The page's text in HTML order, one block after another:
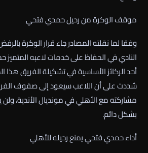
موقف الوكرة من رحيل حمدي فتحي
وفقا لما نقلته المصادر جاء قرار الوكرة
النادي في الحفاظ على خدمات لاعبه
أحد الركائز الأساسية في تشكيلة الفريق هذا
شددت على أن اللاعب سيعود إلى صفوف
مشاركته مع الأهلي في مونديال الأندية، ولن
بشكل دائم.
أداء حمدي فتحي يمنع رحيله للأهلي